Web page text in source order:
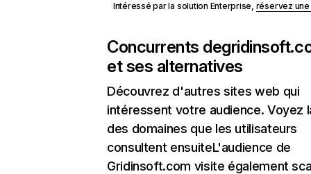
Intéressé par la solution Enterprise, réservez
Concurrents de
et ses alternatives
Découvrez d'autres sites web qui
intéressent votre audience. Voyez
des domaines que les utilisateurs
consultent ensuiteL'audience de
Gridinsoft.com visite également